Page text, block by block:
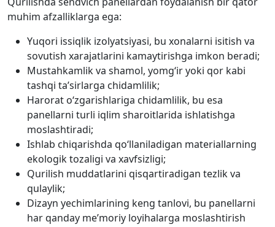
muhim afzalliklarga ega:
Yuqori issiqlik izolyatsiyasi, bu xonalarni isitish va
sovutish xarajatlarini kamaytirishga imkon beradi;
Mustahkamlik va shamol, yomg‘ir yoki qor kabi
tashqi ta’sirlarga chidamlilik;
Harorat o‘zgarishlariga chidamlilik, bu esa
panellarni turli iqlim sharoitlarida ishlatishga
moslashtiradi;
Ishlab chiqarishda qo‘llaniladigan materiallarning
ekologik tozaligi va xavfsizligi;
Qurilish muddatlarini qisqartiradigan tezlik va
qulaylik;
Dizayn yechimlarining keng tanlovi, bu panellarni
har qanday me’moriy loyihalarga moslashtirish